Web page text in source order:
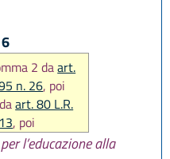
2 daart.
n. 26, poi
art. 80 L.R.
, poi
e aggiunto
l’educazione alla